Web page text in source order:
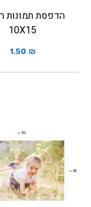
הדפסת תמונות
10X15
1.50 ₪